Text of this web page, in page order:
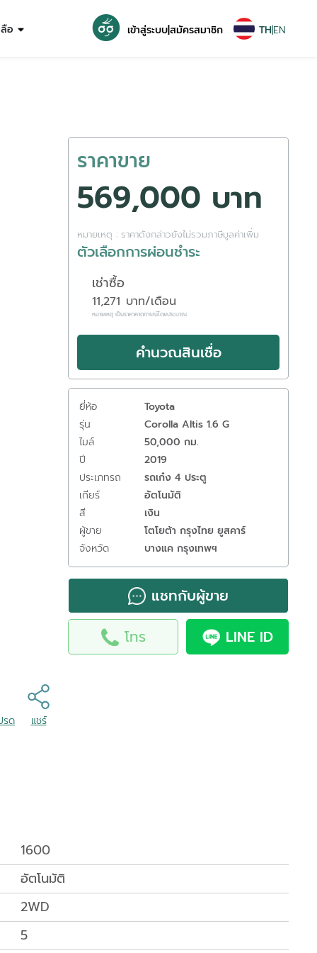
อ เข้าสู่ระบบ|สมัครสมาชิก TH|EN
รด แชร์
ราคาขาย
569,000 บาท
หมายเหตุ : ราคาดังกล่าวยังไม่รวมภาษีมูลค่าเพิ่ม
ตัวเลือกการผ่อนชำระ
เช่าซื้อ
11,271 บาท/เดือน
หมายเหตุ เป็นราคาคาดการณ์โดยประมาณ
คำนวณสินเชื่อ
ยี่ห้อ
Toyota
รุ่น
Corolla Altis 1.6 G
ไมล์
50,000 กม.
ปี
2019
ประเภทรถ
รถเก๋ง 4 ประตู
เกียร์
อัตโนมัติ
สี
เงิน
ผู้ขาย
โตโยต้า กรุงไทย ยูสคาร์
จังหวัด
บางแค กรุงเทพฯ
แชทกับผู้ขาย
โทร
LINE ID
1600
อัตโนมัติ
2WD
5